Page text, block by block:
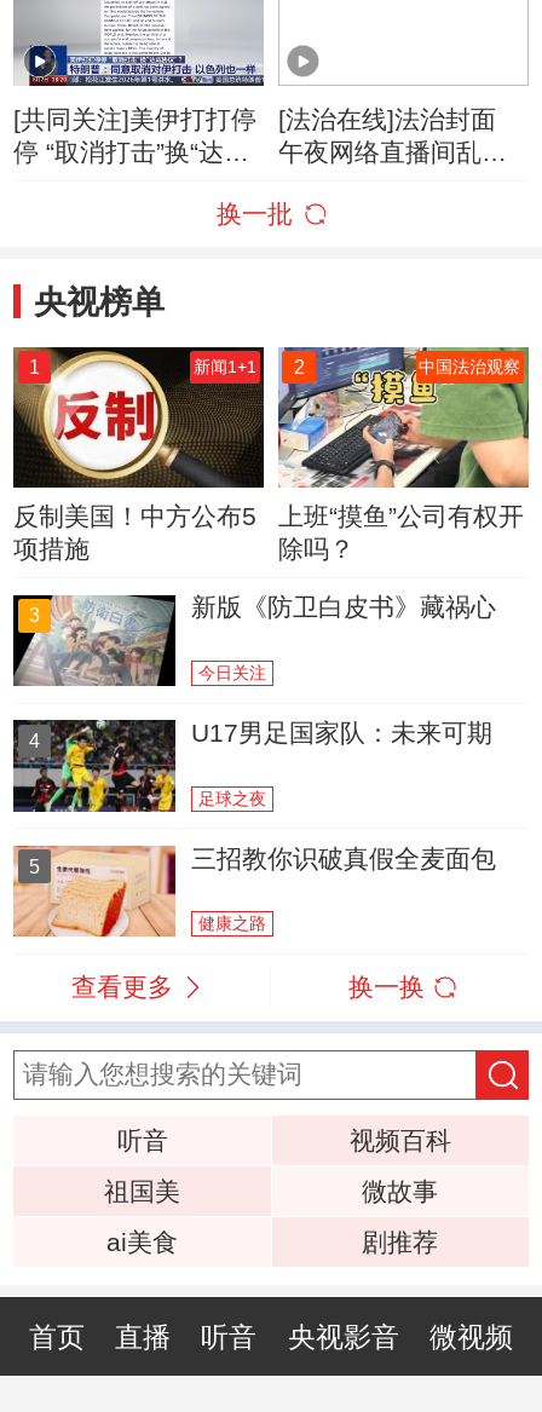
[共同关注]美伊打打停
停 “取消打击”换“达成
取消对伊打击 以色列
[法治在线]法治封面
午夜网络直播间乱象
换一批
央视榜单
1 新闻1+1
反制美国！中方公布5
项措施
2 中国法治观察
上班“摸鱼”公司有权开
除吗？
3 新版《防卫白皮书》藏祸心
今日关注
4 U17男足国家队：未来可期
足球之夜
5 三招教你识破真假全麦面包
健康之路
查看更多 换一换
听音
视频百科
祖国美
微故事
ai美食
剧推荐
首页 直播 听音 央视影音 微视频